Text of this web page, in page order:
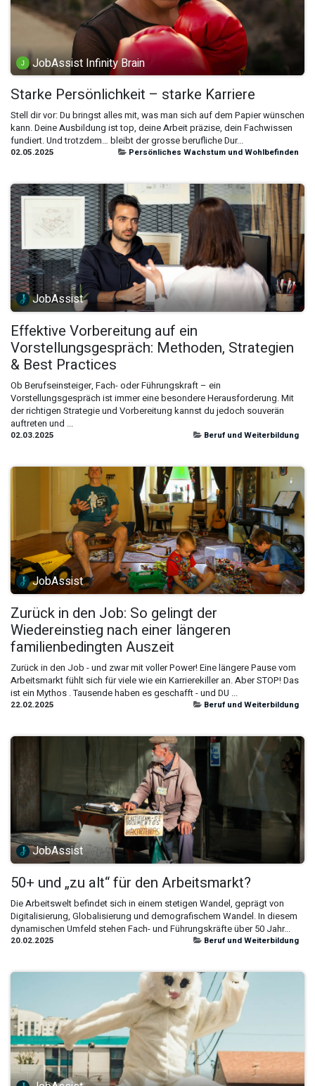
JobAssist Infinity Brain
Starke Persönlichkeit – starke Karriere
Stell dir vor: Du bringst alles mit, was man sich auf dem Papier wünschen
kann. Deine Ausbildung ist top, deine Arbeit präzise, dein Fachwissen
fundiert. Und trotzdem… bleibt der grosse berufliche Dur...
02.05.2025 Persönliches Wachstum und Wohlbefinden
JobAssist
Effektive Vorbereitung auf ein
Vorstellungsgespräch: Methoden, Strategien
& Best Practices
Ob Berufseinsteiger, Fach- oder Führungskraft – ein
Vorstellungsgespräch ist immer eine besondere Herausforderung. Mit
der richtigen Strategie und Vorbereitung kannst du jedoch souverän
auftreten und ...
02.03.2025 Beruf und Weiterbildung
JobAssist
Zurück in den Job: So gelingt der
Wiedereinstieg nach einer längeren
familienbedingten Auszeit
Zurück in den Job - und zwar mit voller Power! Eine längere Pause vom
Arbeitsmarkt fühlt sich für viele wie ein Karrierekiller an. Aber STOP! Das
ist ein Mythos . Tausende haben es geschafft - und DU ...
22.02.2025 Beruf und Weiterbildung
JobAssist
50+ und „zu alt“ für den Arbeitsmarkt?
Die Arbeitswelt befindet sich in einem stetigen Wandel, geprägt von
Digitalisierung, Globalisierung und demografischem Wandel. In diesem
dynamischen Umfeld stehen Fach- und Führungskräfte über 50 Jahr...
20.02.2025 Beruf und Weiterbildung